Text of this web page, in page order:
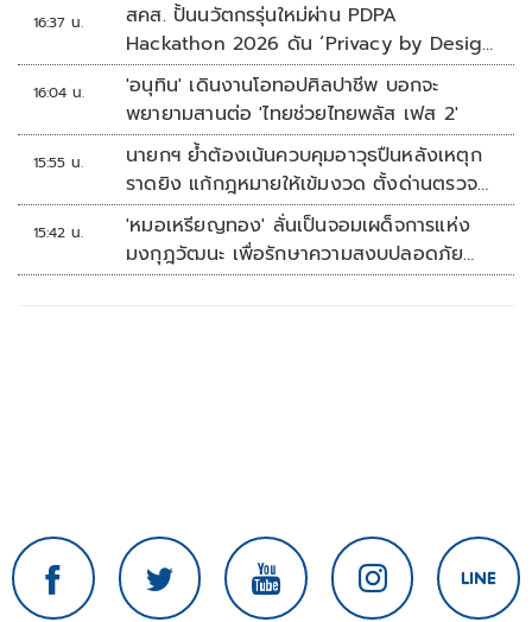
16:37 น.
สคส. ปั้นนวัตกรรุ่นใหม่ผ่าน PDPA
Hackathon 2026 ดัน ‘Privacy by Design
for all’ สู่โซลูชันคุ้มครองข้อมูลส่วนบุคคลที่
ใช้ได้จริง
16:04 น.
'อนุทิน' เดินงานโอทอปศิลปาชีพ บอกจะ
พยายามสานต่อ 'ไทยช่วยไทยพลัส เฟส 2'
15:55 น.
นายกฯ ย้ำต้องเน้นควบคุมอาวุธปืนหลังเหตุก
ราดยิง แก้กฎหมายให้เข้มงวด ตั้งด่านตรวจ
เพิ่ม
15:42 น.
'หมอเหรียญทอง' ลั่นเป็นจอมเผด็จการแห่ง
มงกุฎวัฒนะ เพื่อรักษาความสงบปลอดภัย
ภายในรพ.